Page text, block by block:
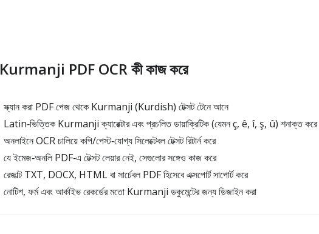
Kurmanji PDF OCR কী কাজ করে
স্ক্যান করা PDF পেজ থেকে Kurmanji (Kurdish) টেক্সট টেনে আনে
Latin‑ভিত্তিক Kurmanji ক্যারেক্টার এবং প্রচলিত ডায়াক্রিটিক (যেমন ç, ê, î, ş, û) শনাক্ত করে
অনলাইনে OCR চালিয়ে কপি/পেস্ট‑যোগ্য সিলেক্টেবল টেক্সট রিটার্ন করে
যে ইমেজ‑অনলি PDF‑এ টেক্সট লেয়ার নেই, সেগুলোর সঙ্গেও কাজ করে
রেজাল্ট TXT, DOCX, HTML বা সার্চেবল PDF হিসেবে এক্সপোর্ট সাপোর্ট করে
নোটিশ, ফর্ম এবং আর্কাইভ রেকর্ডের মতো Kurmanji ডকুমেন্টের জন্য ডিজাইন করা